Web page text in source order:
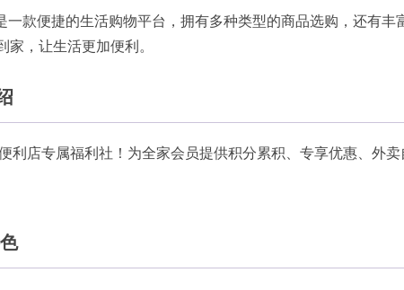
一款便捷的生活购物平台，拥有多种类型的商品选购，还有丰
家，让生活更加便利。
利店专属福利社！为全家会员提供积分累积、专享优惠、外